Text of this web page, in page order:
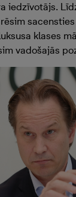
iedzīvotājs.
klases
vadošajās